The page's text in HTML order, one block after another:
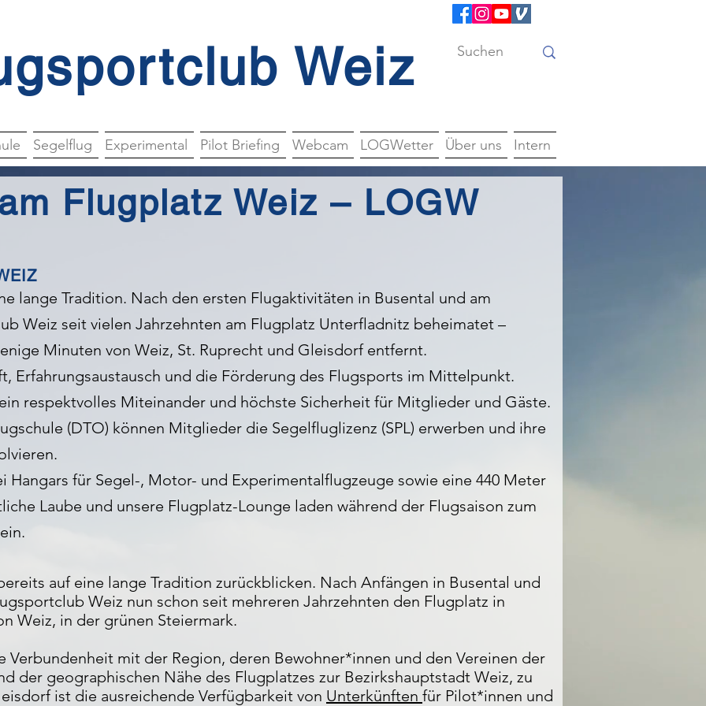
Weiz
Segelflug Experimental Pilot Briefing Webcam LOGWetter Über uns Intern
Flugplatz Weiz – LOGW
lange Tradition. Nach den ersten Flugaktivitäten in Busental und am
Weiz seit vielen Jahrzehnten am Flugplatz Unterfladnitz beheimatet –
Minuten von Weiz, St. Ruprecht und Gleisdorf entfernt.
Erfahrungsaustausch und die Förderung des Flugsports im Mittelpunkt.
respektvolles Miteinander und höchste Sicherheit für Mitglieder und Gäste.
(DTO) können Mitglieder die Segelfluglizenz (SPL) erwerben und ihre
Hangars für Segel-, Motor- und Experimentalflugzeuge sowie eine 440 Meter
Laube und unsere Flugplatz-Lounge laden während der Flugsaison zum
auf eine lange Tradition zurückblicken. Nach Anfängen in Busental und
Weiz nun schon seit mehreren Jahrzehnten den Flugplatz in
Weiz, in der grünen Steiermark.
Verbundenheit mit der Region, deren Bewohner*innen und den Vereinen der
der geographischen Nähe des Flugplatzes zur Bezirkshauptstadt Weiz, zu
ist die ausreichende Verfügbarkeit von Unterkünften für Pilot*innen und